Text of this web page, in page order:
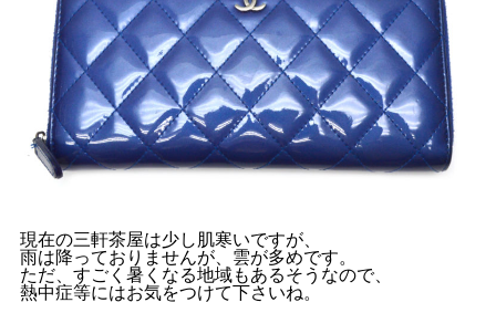
現在の三軒茶屋は少し肌寒いですが、
雨は降っておりませんが、雲が多めです。
ただ、すごく暑くなる地域もあるそうなので、
熱中症等にはお気をつけて下さいね。